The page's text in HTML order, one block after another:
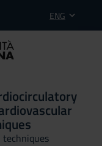
ENG
techniques